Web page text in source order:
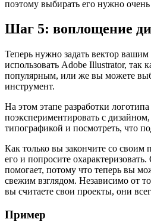
поэтому выбирать его нужно
Шаг 5: воплощение
Теперь нужно задать вектор
использовать Adobe Illustrator, так
популярным, или же вы можете
инструмент.
На этом этапе разработки
поэкспериментировать с
типографикой и посмотреть, что
Как только вы закончите со своим
его и попросите охарактеризовать.
помогает, потому что теперь вы
свежим взглядом. Независимо от
вы считаете свои проекты, они
Пример